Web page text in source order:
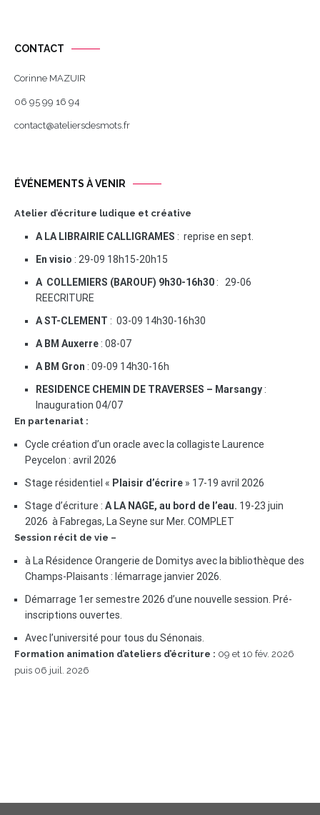
CONTACT
Corinne MAZUIR
06 95 99 16 94
contact@ateliersdesmots.fr
ÉVÉNEMENTS À VENIR
Atelier d’écriture ludique et créative
A LA LIBRAIRIE CALLIGRAMES : reprise en sept.
En visio : 29-09 18h15-20h15
A COLLEMIERS (BAROUF) 9h30-16h30 : 29-06
REECRITURE
A ST-CLEMENT : 03-09 14h30-16h30
A BM Auxerre : 08-07
A BM Gron : 09-09 14h30-16h
RESIDENCE CHEMIN DE TRAVERSES – Marsangy :
Inauguration 04/07
En partenariat :
Cycle création d’un oracle avec la collagiste Laurence
Peycelon : avril 2026
Stage résidentiel « Plaisir d’écrire » 17-19 avril 2026
Stage d’écriture : A LA NAGE, au bord de l’eau. 19-23 juin
2026 à Fabregas, La Seyne sur Mer. COMPLET
Session récit de vie –
à La Résidence Orangerie de Domitys avec la bibliothèque des
Champs-Plaisants : lémarrage janvier 2026.
Démarrage 1er semestre 2026 d’une nouvelle session. Pré-
inscriptions ouvertes.
Avec l’université pour tous du Sénonais.
Formation animation d’ateliers d’écriture : 09 et 10 fév. 2026
puis 06 juil. 2026